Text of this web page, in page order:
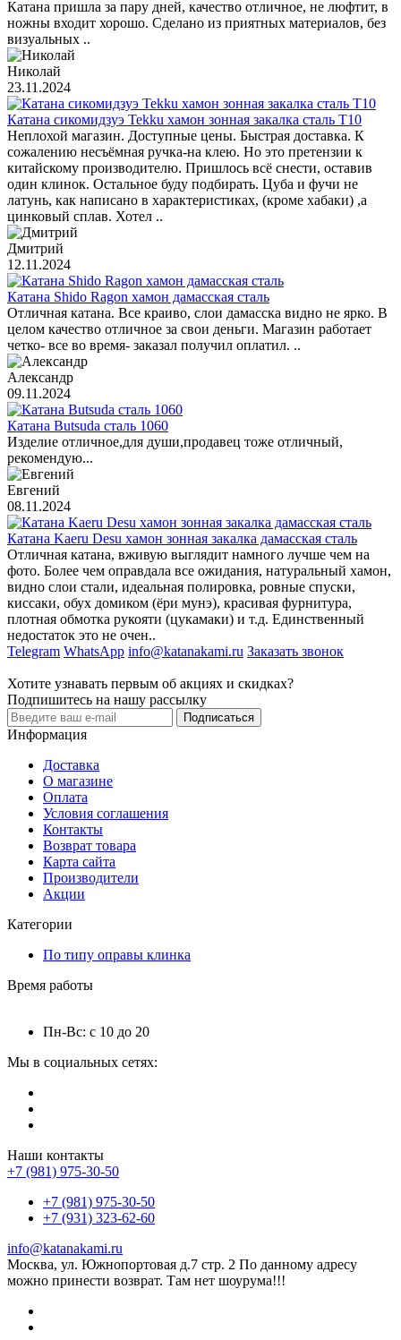
Катана пришла за пару дней, качество отличное, не люфтит, в
ножны входит хорошо. Сделано из приятных материалов, без
визуальных ..
Николай
23.11.2024
Катана сикомидзуэ Tekku хамон зонная закалка сталь T10
Неплохой магазин. Доступные цены. Быстрая доставка. К
сожалению несъёмная ручка-на клею. Но это претензии к
китайскому производителю. Пришлось всё снести, оставив
один клинок. Остальное буду подбирать. Цуба и фучи не
латунь, как написано в характеристиках, (кроме хабаки) ,а
цинковый сплав. Хотел ..
Дмитрий
12.11.2024
Катана Shido Ragon хамон дамасская сталь
Отличная катана. Все краиво, слои дамасска видно не ярко. В
целом качество отличное за свои деньги. Магазин работает
четко- все во время- заказал получил оплатил. ..
Александр
09.11.2024
Катана Butsuda сталь 1060
Изделие отличное,для души,продавец тоже отличный,
рекомендую...
Евгений
08.11.2024
Катана Kaeru Desu хамон зонная закалка дамасская сталь
Отличная катана, вживую выглядит намного лучше чем на
фото. Более чем оправдала все ожидания, натуральный хамон,
видно слои стали, идеальная полировка, ровные спуски,
киссаки, обух домиком (ёри мунэ), красивая фурнитура,
плотная обмотка рукояти (цукамаки) и т.д. Единственный
недостаток это не очен..
Telegram WhatsApp info@katanakami.ru Заказать звонок
Хотите узнавать первым об акциях и скидках?
Подпишитесь на нашу рассылку
Подписаться
Информация
Доставка
О магазине
Оплата
Условия соглашения
Контакты
Возврат товара
Карта сайта
Производители
Акции
Категории
По типу оправы клинка
Время работы
Пн-Вс: с 10 до 20
Мы в социальных сетях:
Наши контакты
+7 (981) 975-30-50
+7 (981) 975-30-50
+7 (931) 323-62-60
info@katanakami.ru
Москва, ул. Южнопортовая д.7 стр. 2 По данному адресу
можно принести возврат. Там нет шоурума!!!